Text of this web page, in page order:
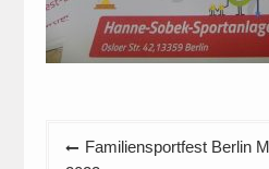
Beitragsnavigation
Familiensportfest Berlin